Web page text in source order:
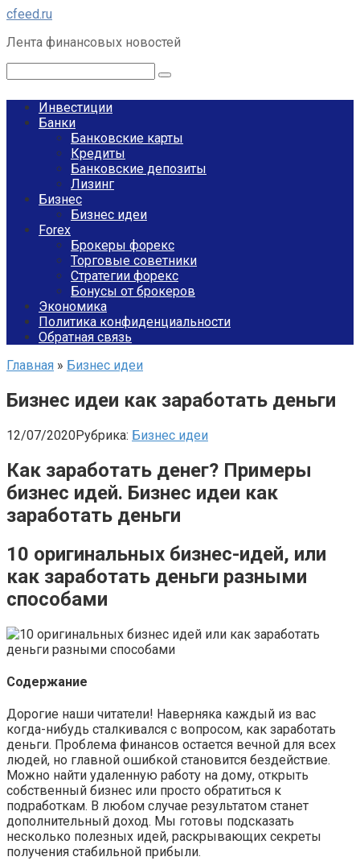
Перейти
контенту
cfeed.ru
Лента финансовых новостей
Инвестиции
Банки
Банковские карты
Кредиты
Банковские депозиты
Лизинг
Бизнес
Бизнес идеи
Forex
Брокеры форекс
Торговые советники
Стратегии форекс
Бонусы от брокеров
Экономика
Политика конфиденциальности
Обратная связь
Главная » Бизнес идеи
Бизнес идеи как заработать деньги
12/07/2020Рубрика: Бизнес идеи
Как заработать денег? Примеры
бизнес идей. Бизнес идеи как
заработать деньги
10 оригинальных бизнес-идей, или
как заработать деньги разными
способами
Содержание
Дорогие наши читатели! Наверняка каждый из вас
когда-нибудь сталкивался с вопросом, как заработать
деньги. Проблема финансов остается вечной для всех
людей, но главной ошибкой становится бездействие.
Можно найти удаленную работу на дому, открыть
собственный бизнес или просто обратиться к
подработкам. В любом случае результатом станет
дополнительный доход. Мы готовы подсказать
несколько полезных идей, раскрывающих секреты
получения стабильной прибыли.